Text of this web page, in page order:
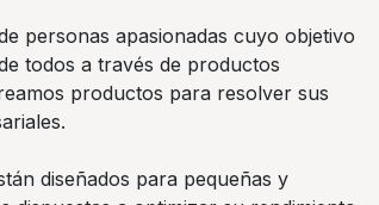
personas apasionadas cuyo objetivo
todos a través de productos
productos para resolver sus
diseñados para pequeñas y